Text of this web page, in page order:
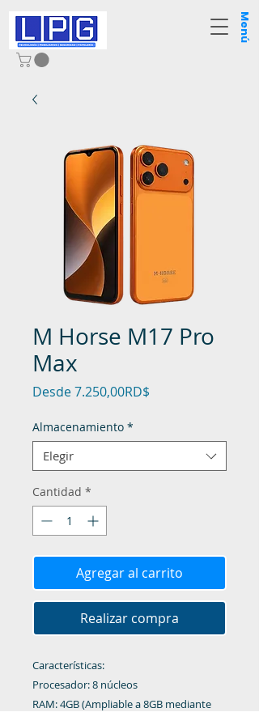
Menú
M Horse M17 Pro
Max
Desde7.250,00RD$
Almacenamiento *
Elegir
Cantidad *
Agregar al carrito
Realizar compra
Características:
Procesador: 8 núcleos
RAM: 4GB (Ampliable a 8GB mediante